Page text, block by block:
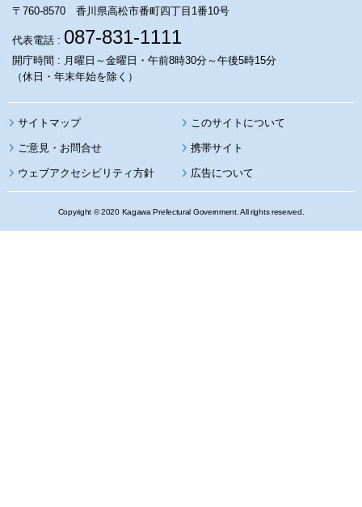
〒760-8570 香川県高松市番町四丁目1番10号
代表電話 : 087-831-1111
開庁時間 : 月曜日～金曜日・午前8時30分～午後5時15分
（休日・年末年始を除く）
サイトマップ このサイトについて
携帯サイト
ウェブアクセシビリティ方針 広告について
Copyright © 2020 Kagawa Prefectural Government. All rights reserved.